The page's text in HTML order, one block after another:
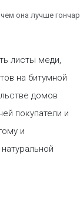
она лучше
листы меди,
на битумной
домов
покупатели и
и